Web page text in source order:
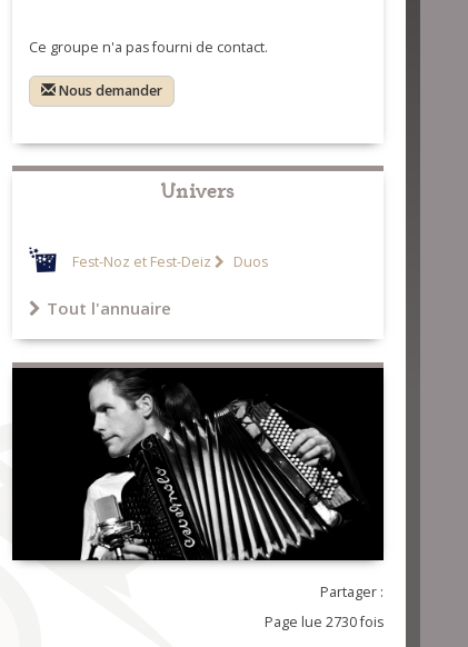
Ce groupe n'a pas fourni de contact.
Nous demander
Univers
Fest-Noz et Fest-Deiz Duos
Tout l'annuaire
Partager :
Page lue 2730 fois